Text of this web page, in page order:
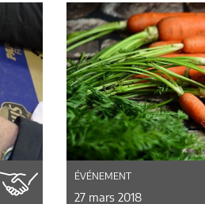
ÉVÉNEMENT
27 mars 2018